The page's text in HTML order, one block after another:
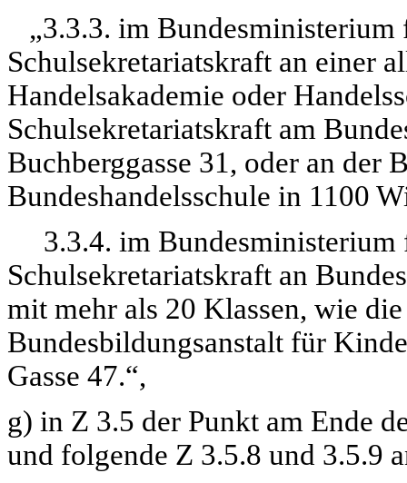
„3.3.3. im
Schulsekretariatskraft an einer
Handelsakademie oder
Schulsekretariatskraft am
Buchberggasse 31, oder an der
Bundeshandelsschule in 1100
3.3.4. im Bundesministerium
Schulsekretariatskraft an
mit mehr als 20 Klassen, wie
Bundesbildungsanstalt für
Gasse 47.“,
g) in Z 3.5 der Punkt am Ende
und folgende Z 3.5.8 und 3.5.9